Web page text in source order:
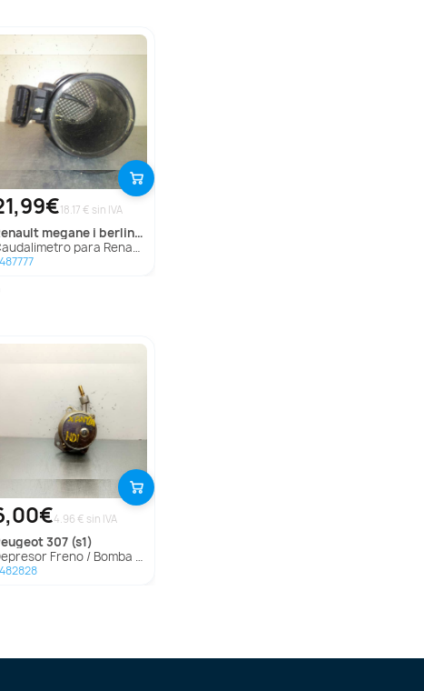
18.17 € sin IVA
renault megane i berlina hatchback (ba0)
Caudalimetro para Renault Megane I Berlina Hatchback (Ba0)
4.96 € sin IVA
peugeot307 (s1)
Depresor Freno / Bomba Vacio para Peugeot 307 (S1)